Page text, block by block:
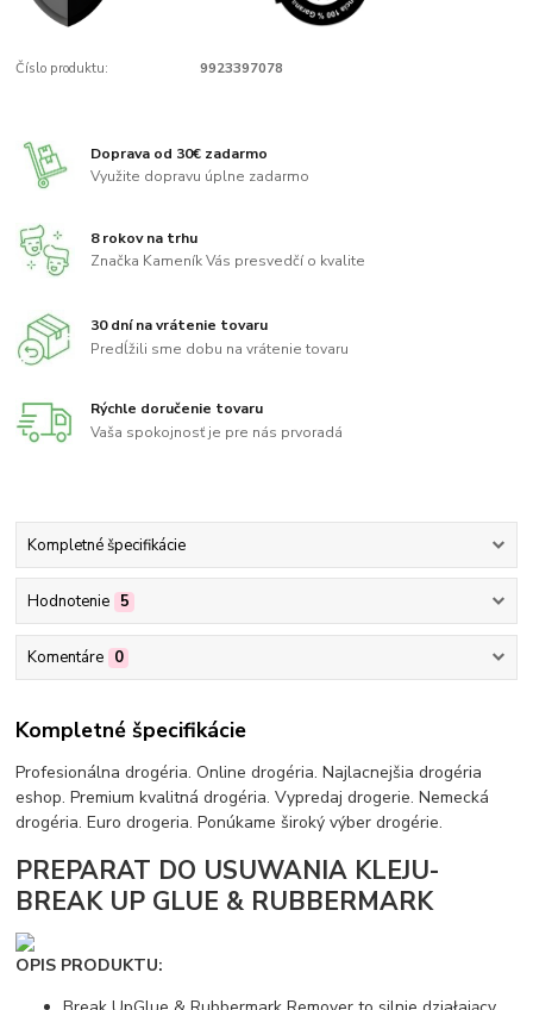
Číslo produktu: 9923397078
Doprava od 30€ zadarmo
Využite dopravu úplne zadarmo
8 rokov na trhu
Značka Kameník Vás presvedčí o kvalite
30 dní na vrátenie tovaru
Predĺžili sme dobu na vrátenie tovaru
Rýchle doručenie tovaru
Vaša spokojnosť je pre nás prvoradá
Kompletné špecifikácie
Hodnotenie 5
Komentáre 0
Kompletné špecifikácie
Profesionálna drogéria. Online drogéria. Najlacnejšia drogéria
eshop. Premium kvalitná drogéria. Vypredaj drogerie. Nemecká
drogéria. Euro drogeria. Ponúkame široký výber drogérie.
PREPARAT DO USUWANIA KLEJU-
BREAK UP GLUE & RUBBERMARK
OPIS PRODUKTU: